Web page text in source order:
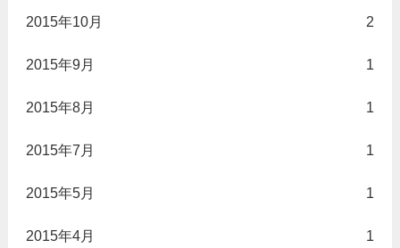
2015年10月 2
2015年9月 1
2015年8月 1
2015年7月 1
2015年5月 1
2015年4月 1